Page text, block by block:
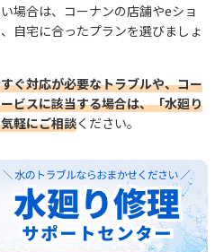
場合は、コーナンの店舗やeショ
自宅に合ったプランを選びましょ
ぐ対応が必要なトラブルや、コー
ビスに該当する場合は、「水廻り
軽にご相談ください。